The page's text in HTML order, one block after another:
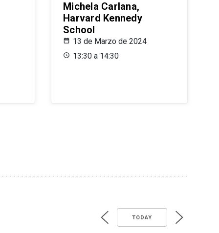
Michela Carlana,
Harvard Kennedy
School
13 de Marzo de 2024
13:30 a 14:30
TODAY